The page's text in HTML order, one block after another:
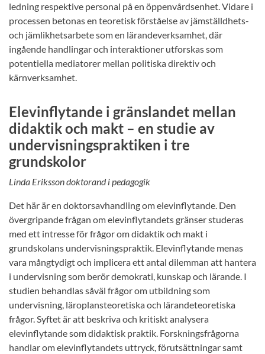
ledning respektive personal på en öppenvårdsenhet. Vidare i
processen betonas en teoretisk förståelse av jämställdhets-
och jämlikhetsarbete som en lärandeverksamhet, där
ingående handlingar och interaktioner utforskas som
potentiella mediatorer mellan politiska direktiv och
kärnverksamhet.
Elevinflytande i gränslandet mellan
didaktik och makt – en studie av
undervisningspraktiken i tre
grundskolor
Linda Eriksson doktorand i pedagogik
Det här är en doktorsavhandling om elevinflytande. Den
övergripande frågan om elevinflytandets gränser studeras
med ett intresse för frågor om didaktik och makt i
grundskolans undervisningspraktik. Elevinflytande menas
vara mångtydigt och implicera ett antal dilemman att hantera
i undervisning som berör demokrati, kunskap och lärande. I
studien behandlas såväl frågor om utbildning som
undervisning, läroplansteoretiska och lärandeteoretiska
frågor. Syftet är att beskriva och kritiskt analysera
elevinflytande som didaktisk praktik. Forskningsfrågorna
handlar om elevinflytandets uttryck, förutsättningar samt